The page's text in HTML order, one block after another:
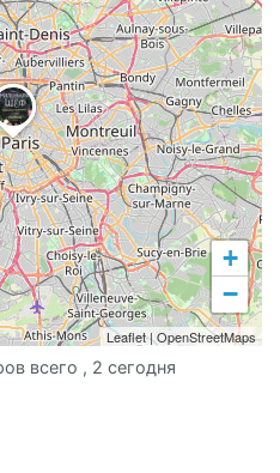
+
−
Leaflet|OpenStreetMaps
всего , 2 сегодня